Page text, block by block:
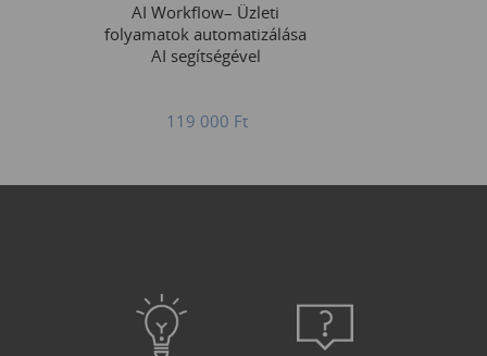
AI Workflow– Üzleti
folyamatok automatizálása
AI segítségével
119 000 Ft